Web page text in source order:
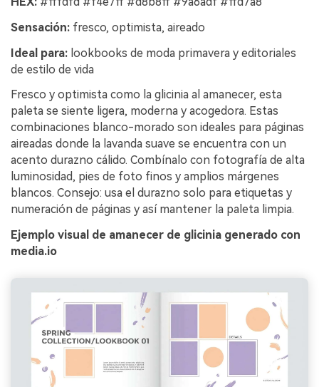
Sensación: fresco, optimista, aireado
Ideal para: lookbooks de moda primavera y editoriales
de estilo de vida
Fresco y optimista como la glicinia al amanecer, esta
paleta se siente ligera, moderna y acogedora. Estas
combinaciones blanco-morado son ideales para páginas
aireadas donde la lavanda suave se encuentra con un
acento durazno cálido. Combínalo con fotografía de alta
luminosidad, pies de foto finos y amplios márgenes
blancos. Consejo: usa el durazno solo para etiquetas y
numeración de páginas y así mantener la paleta limpia.
Ejemplo visual de amanecer de glicinia generado con
media.io